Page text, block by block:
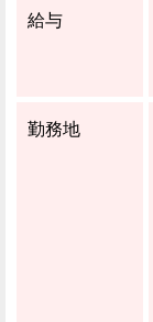
給与
勤務地